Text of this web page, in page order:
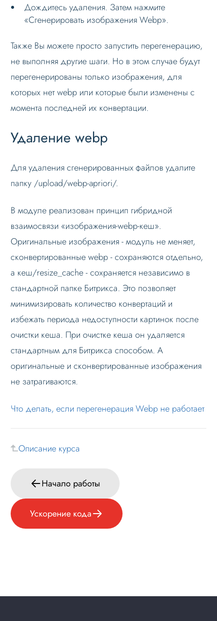
Дождитесь удаления. Затем нажмите
«Сгенерировать изображения Webp».
Также Вы можете просто запустить перегенерацию,
не выполняя другие шаги. Но в этом случае будут
перегенерированы только изображения, для
которых нет webp или которые были изменены с
момента последней их конвертации.
Удаление webp
Для удаления cгенерированныx файлов удалите
папку /upload/webp-apriori/.
В модуле реализован принцип гибридной
взаимосвязи «изображения-webp-кеш».
Оригинальные изображения - модуль не меняет,
сконвертированные webp - сохраняются отдельно,
а кеш/resize_cache - сохраняется независимо в
стандартной папке Битрикса. Это позволяет
минимизировать количество конвертаций и
избежать периода недоступности картинок после
очистки кеша. При очистке кеша он удаляется
стандартным для Битрикса способом. А
оригинальные и сконвертированные изображения
не затрагиваются.
Что делать, если перегенерация Webp не работает
Описание курса
Начало работы
Ускорение кода